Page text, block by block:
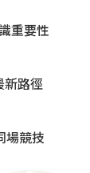
重要性
新路徑
場競技